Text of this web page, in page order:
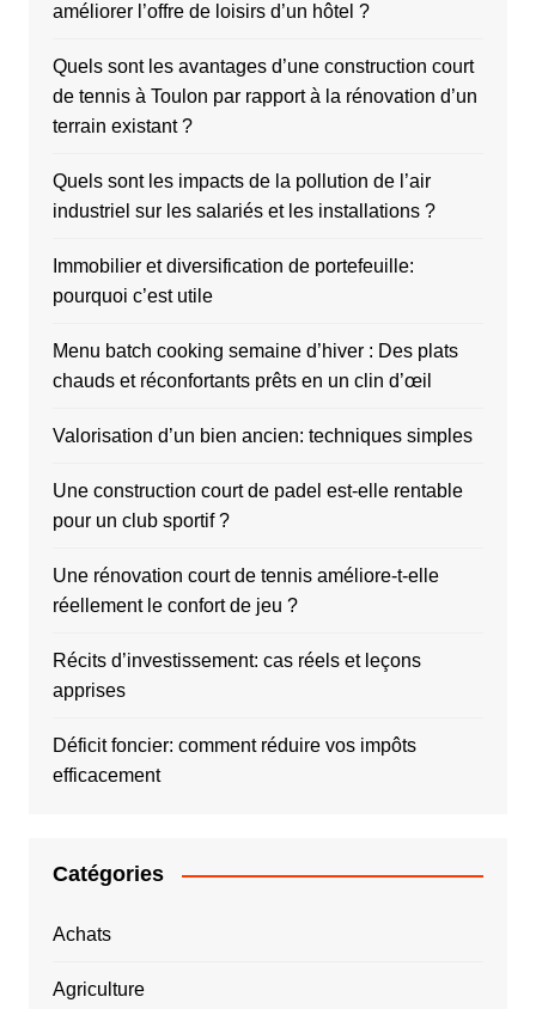
améliorer l’offre de loisirs d’un hôtel ?
Quels sont les avantages d’une construction court
de tennis à Toulon par rapport à la rénovation d’un
terrain existant ?
Quels sont les impacts de la pollution de l’air
industriel sur les salariés et les installations ?
Immobilier et diversification de portefeuille:
pourquoi c’est utile
Menu batch cooking semaine d’hiver : Des plats
chauds et réconfortants prêts en un clin d’œil
Valorisation d’un bien ancien: techniques simples
Une construction court de padel est-elle rentable
pour un club sportif ?
Une rénovation court de tennis améliore-t-elle
réellement le confort de jeu ?
Récits d’investissement: cas réels et leçons
apprises
Déficit foncier: comment réduire vos impôts
efficacement
Catégories
Achats
Agriculture